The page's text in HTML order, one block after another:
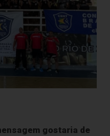
gostaria de